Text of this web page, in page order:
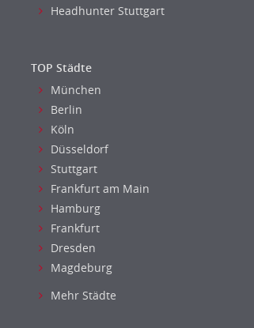
Headhunter Stuttgart
TOP Städte
München
Berlin
Köln
Düsseldorf
Stuttgart
Frankfurt am Main
Hamburg
Frankfurt
Dresden
Magdeburg
Mehr Städte